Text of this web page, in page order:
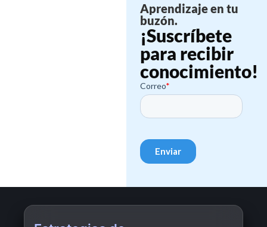
Aprendizaje en tu
buzón.
¡Suscríbete
para recibir
conocimiento!